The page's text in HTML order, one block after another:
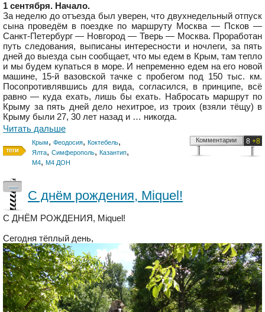
1 сентября. Начало.
За неделю до отъезда был уверен, что двухнедельный отпуск
сына проведём в поездке по маршруту Москва — Псков —
Санкт-Петербург — Новгород — Тверь — Москва. Проработан
путь следования, выписаны интересности и ночлеги, за пять
дней до выезда сын сообщает, что мы едем в Крым, там тепло
и мы будем купаться в море. И непременно едем на его новой
машине, 15-й вазовской тачке с пробегом под 150 тыс. км.
Посопротивлявшись для вида, согласился, в принципе, всё
равно — куда ехать, лишь бы ехать. Набросать маршрут по
Крыму за пять дней дело нехитрое, из троих (взяли тёщу) в
Крыму были 27, 30 лет назад и … никогда.
Читать дальше
Крым, Феодосия, Коктебель,
Ялта, Симферополь, Казантип,
М4, М4 ДОН
8 +8
Комментарии
—
С днём рождения, Miquel!
С ДНЁМ РОЖДЕНИЯ, Miquel!
Сегодня тёплый день,